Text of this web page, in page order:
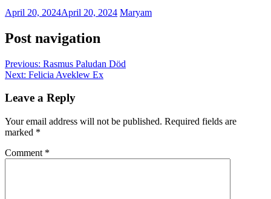
April 20, 2024April 20, 2024 Maryam
Post navigation
Previous: Rasmus Paludan Död
Next: Felicia Aveklew Ex
Leave a Reply
Your email address will not be published. Required fields are
marked *
Comment *